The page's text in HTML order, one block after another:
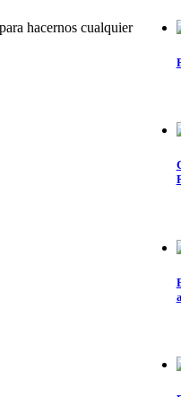
hacernos cualquier